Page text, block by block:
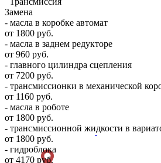
Замена
- масла в коробке автомат
от 1800 руб.
- масла в заднем редукторе
от 960 руб.
- главного цилиндра сцепления
от 7200 руб.
- трансмиссионки в механической
от 1160 руб.
- масла в роботе
от 1800 руб.
- трансмиссионной жидкости в
от 1800 руб.
- гидроблока
от 4170 руб.